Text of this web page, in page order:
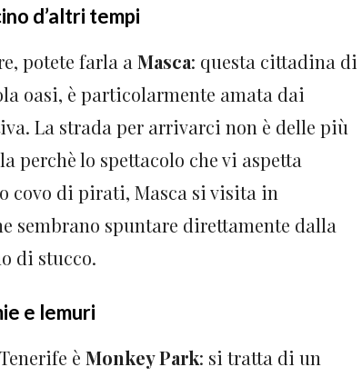
d’altri tempi
potete farla aMasca: questa cittadina di
oasi, è particolarmente amata dai
La strada per arrivarci non è delle più
perchè lo spettacolo che vi aspetta
covo di pirati, Masca si visita in
sembrano spuntare direttamente dalla
di stucco.
e lemuri
è Monkey Park: si tratta di un